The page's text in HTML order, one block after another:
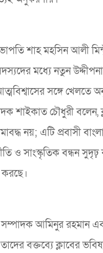
শাহ মহসিন আলী
মধ্যে নতুন
সঙ্গে খেলতে
শাইকাত চৌধুরী বলেন,
নয়; এটি প্রবাসী
ও সাংস্কৃতিক বন্ধন
সম্পাদক আমিনুর রহমান
বক্তব্যে ক্লাবের